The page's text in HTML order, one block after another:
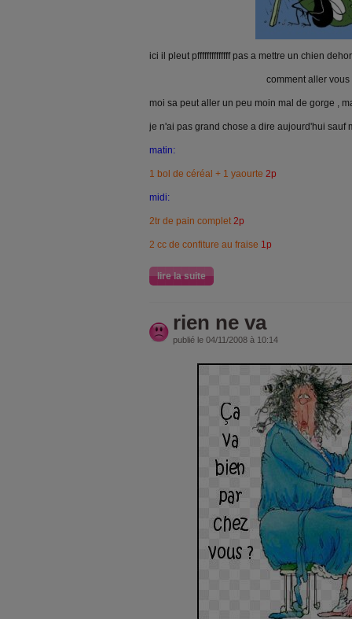
ici il pleut pffffffffffffff pas a mettre un chien
comment aller vous
moi sa peut aller un peu moin mal de gorge ,
je n'ai pas grand chose a dire aujourd'hui sauf
matin:
1 bol de céréal + 1 yaourte 2p
midi:
2tr de pain complet2p
2 cc de confiture au fraise 1p
lire la suite
rien ne va
publié le 04/11/2008 à 10:14